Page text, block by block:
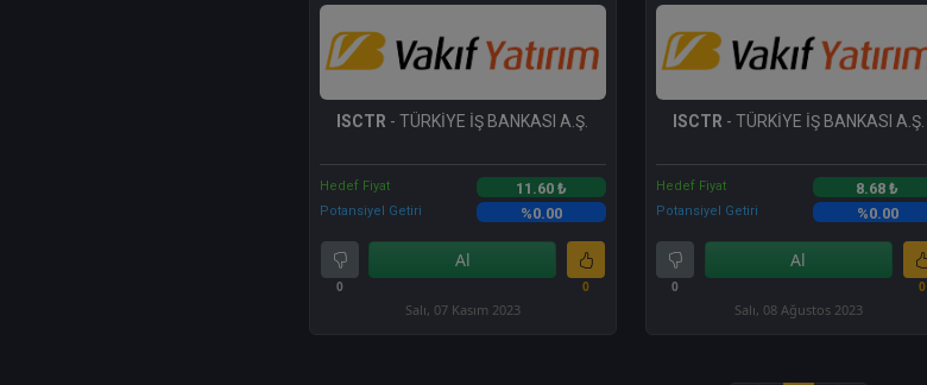
ISCTR - TÜRKİYE İŞ BANKASI A.Ş.
Hedef Fiyat 11.60 ₺
Potansiyel Getiri %0.00
0
Al
0
Salı, 07 Kasım 2023
ISCTR - TÜRKİYE İŞ BANKASI A.Ş.
Hedef Fiyat 8.68 ₺
Potansiyel Getiri %0.00
0
Al
0
Salı, 08 Ağustos 2023